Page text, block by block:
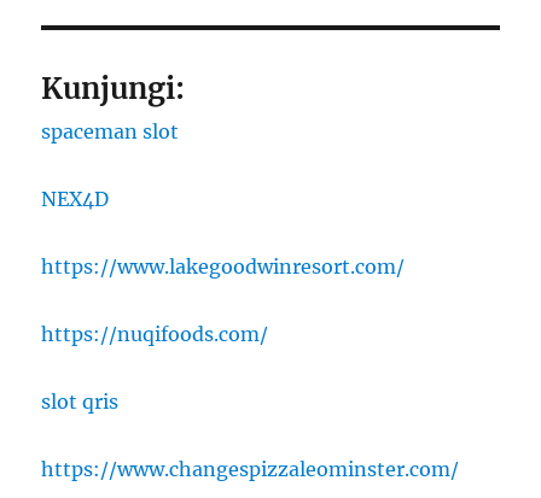
Kunjungi:
spaceman slot
NEX4D
https://www.lakegoodwinresort.com/
https://nuqifoods.com/
slot qris
https://www.changespizzaleominster.com/